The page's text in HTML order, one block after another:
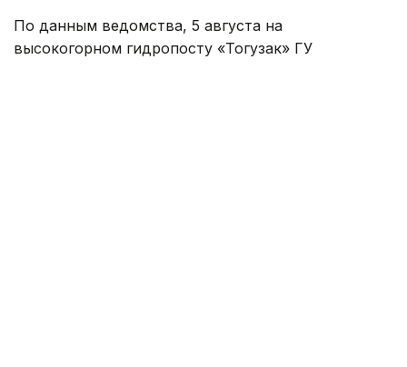
По данным ведомства, 5 августа на
высокогорном гидропосту «Тогузак» ГУ